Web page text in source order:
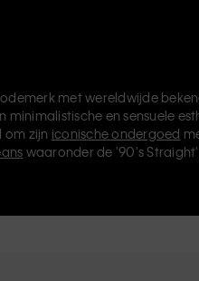
met wereldwijde
minimalistische en sensuele
om zijn iconische ondergoed
waaronder de '90's
Klein Underwear,